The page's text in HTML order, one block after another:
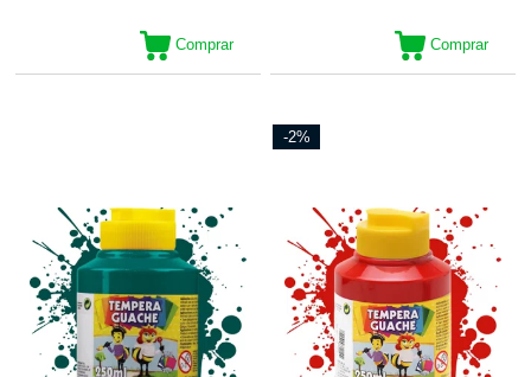
Comprar Comprar
-2%